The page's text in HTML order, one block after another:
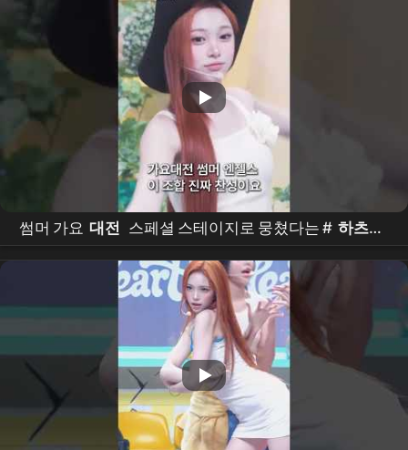
썸머 가요 대전 스페셜 스테이지로 뭉쳤다는 # 하츠투
하츠 # H2H #스텔라 # 이안 # 미야오 # MEOVV
안나 이즈나 #izna #방지민 #kpop #idol